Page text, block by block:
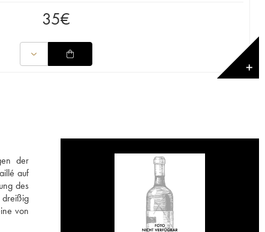
35€
✕
der
auf
des
dreißig
von